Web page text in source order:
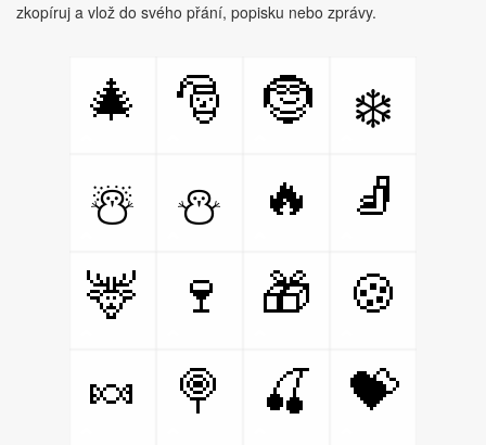
zkopíruj a vlož do svého přání, popisku nebo zprávy.
🎄 🎅 🤶
❄️
☃️
⛄ 🔥
🧦
🦌
🍷 🎁
🍪
🍬
🍭 🍒 💝